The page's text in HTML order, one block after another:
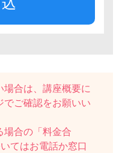
場合は、講座概要に
でご確認をお願いい
場合の「料金合
てはお電話か窓口